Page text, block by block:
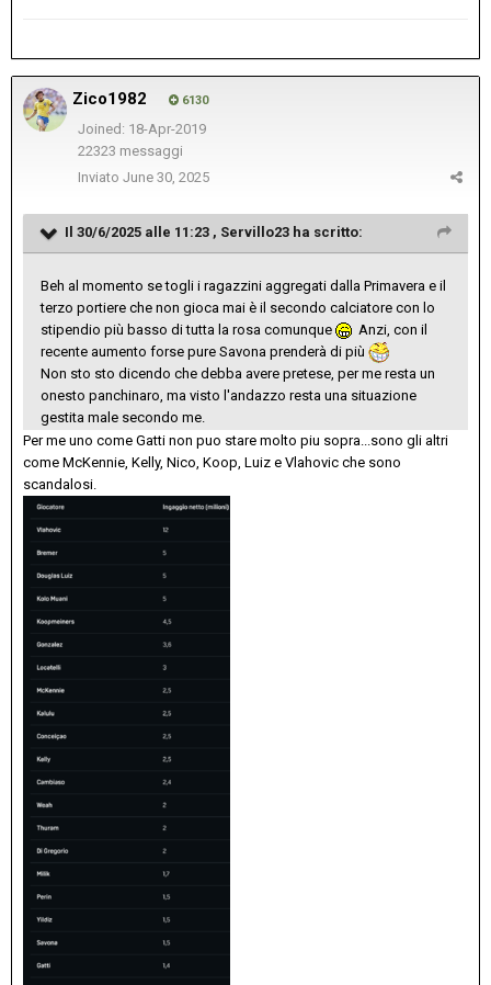
Zico1982 6130
Joined: 18-Apr-2019
22323 messaggi
Inviato June 30, 2025
Il 30/6/2025 alle 11:23 , Servillo23 ha scritto:
Beh al momento se togli i ragazzini aggregati dalla Primavera e il
terzo portiere che non gioca mai è il secondo calciatore con lo
stipendio più basso di tutta la rosa comunque
Anzi, con il
recente aumento forse pure Savona prenderà di più
Non sto sto dicendo che debba avere pretese, per me resta un
onesto panchinaro, ma visto l'andazzo resta una situazione
gestita male secondo me.
Per me uno come Gatti non puo stare molto piu sopra...sono gli altri
come McKennie, Kelly, Nico, Koop, Luiz e Vlahovic che sono
scandalosi.